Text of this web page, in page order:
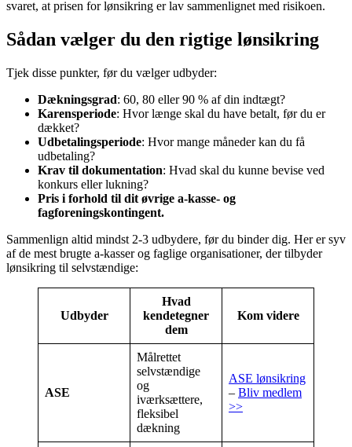
svaret, at prisen for lønsikring er lav sammenlignet med risikoen.
Sådan vælger du den rigtige lønsikring
Tjek disse punkter, før du vælger udbyder:
Dækningsgrad: 60, 80 eller 90 % af din indtægt?
Karensperiode: Hvor længe skal du have betalt, før du er
dækket?
Udbetalingsperiode: Hvor mange måneder kan du få
udbetaling?
Krav til dokumentation: Hvad skal du kunne bevise ved
konkurs eller lukning?
Pris i forhold til dit øvrige a-kasse- og
fagforeningskontingent.
Sammenlign altid mindst 2-3 udbydere, før du binder dig. Her er syv
af de mest brugte a-kasser og faglige organisationer, der tilbyder
lønsikring til selvstændige:
Udbyder
Hvad
kendetegner
dem
Kom videre
ASE
Målrettet
selvstændige
og
iværksættere,
fleksibel
dækning
ASE lønsikring
– Bliv medlem
>>